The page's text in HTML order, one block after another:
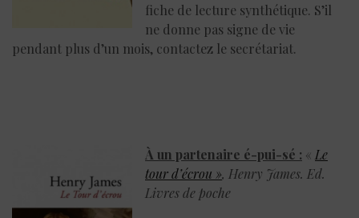
fiche de lecture synthétique. S’il
ne donne pas signe de vie
pendant plus d’un mois, contactez le secrétariat.
À un partenaire é-pui-sé : « Le
tour d’écrou », Henry James. Ed.
Livres de poche